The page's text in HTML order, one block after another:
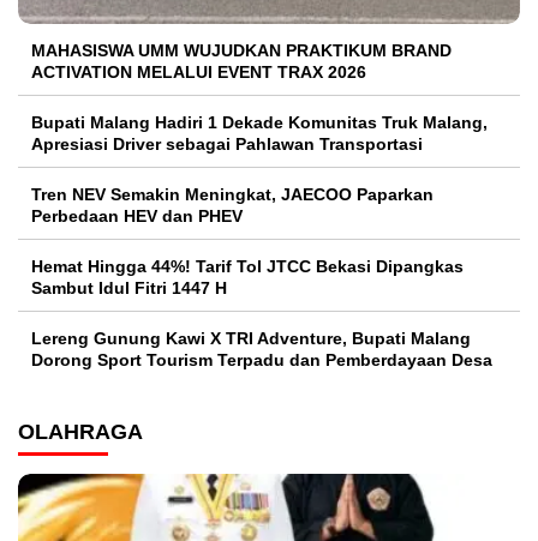
MAHASISWA UMM WUJUDKAN PRAKTIKUM BRAND
ACTIVATION MELALUI EVENT TRAX 2026
Bupati Malang Hadiri 1 Dekade Komunitas Truk Malang,
Apresiasi Driver sebagai Pahlawan Transportasi
Tren NEV Semakin Meningkat, JAECOO Paparkan
Perbedaan HEV dan PHEV
Hemat Hingga 44%! Tarif Tol JTCC Bekasi Dipangkas
Sambut Idul Fitri 1447 H
Lereng Gunung Kawi X TRI Adventure, Bupati Malang
Dorong Sport Tourism Terpadu dan Pemberdayaan Desa
OLAHRAGA